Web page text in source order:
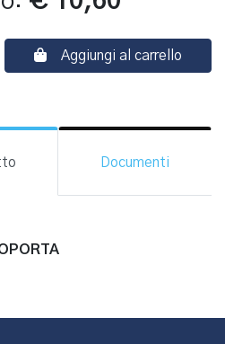
Aggiungi al carrello
Documenti